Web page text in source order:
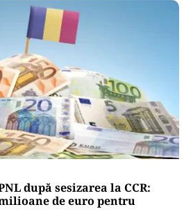
după sesizarea la CCR:
de euro pentru